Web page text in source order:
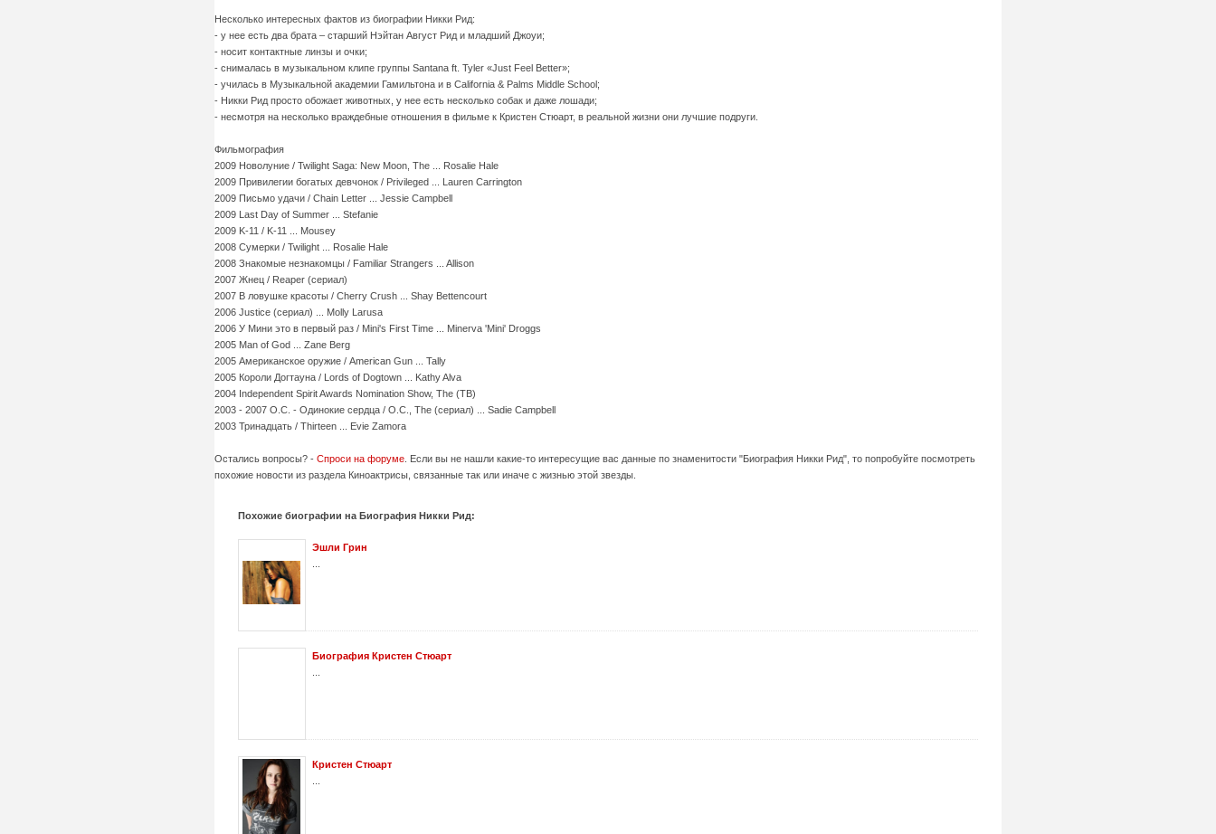
Несколько интересных фактов из биографии Никки Рид:
- у нее есть два брата – старший Нэйтан Август Рид и младший Джоуи;
- носит контактные линзы и очки;
- снималась в музыкальном клипе группы Santana ft. Tyler «Just Feel Better»;
- училась в Музыкальной академии Гамильтона и в Сalifornia & Palms Middle School;
- Никки Рид просто обожает животных, у нее есть несколько собак и даже лошади;
- несмотря на несколько враждебные отношения в фильме к Кристен Стюарт, в реальной жизни они лучшие подруги.
Фильмография
2009 Новолуние / Twilight Saga: New Moon, The ... Rosalie Hale
2009 Привилегии богатых девчонок / Privileged ... Lauren Carrington
2009 Письмо удачи / Chain Letter ... Jessie Campbell
2009 Last Day of Summer ... Stefanie
2009 K-11 / K-11 ... Mousey
2008 Сумерки / Twilight ... Rosalie Hale
2008 Знакомые незнакомцы / Familiar Strangers ... Allison
2007 Жнец / Reaper (сериал)
2007 В ловушке красоты / Cherry Crush ... Shay Bettencourt
2006 Justice (сериал) ... Molly Larusa
2006 У Мини это в первый раз / Mini's First Time ... Minerva 'Mini' Droggs
2005 Man of God ... Zane Berg
2005 Американское оружие / American Gun ... Tally
2005 Короли Догтауна / Lords of Dogtown ... Kathy Alva
2004 Independent Spirit Awards Nomination Show, The (ТВ)
2003 - 2007 О.С. - Одинокие сердца / O.C., The (сериал) ... Sadie Campbell
2003 Тринадцать / Thirteen ... Evie Zamora
Остались вопросы? - Спроси на форуме. Если вы не нашли какие-то интересущие вас данные по знаменитости "Биография Никки Рид", то попробуйте посмотреть
похожие новости из раздела Киноактрисы, связанные так или иначе с жизнью этой звезды.
Похожие биографии на Биография Никки Рид:
Эшли Грин
Биография Кристен Стюарт
Кристен Стюарт